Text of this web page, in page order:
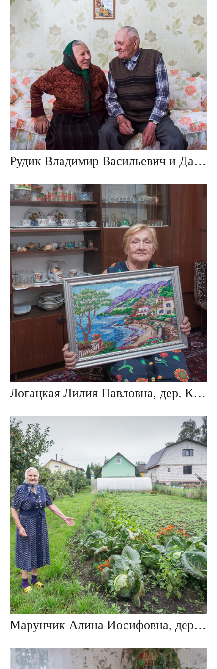
Рудик Владимир Васильевич и Данута Ивановна, дер. Ивезь, Беларусь
Логацкая Лилия Павловна, дер. Крупки, Беларусь
Марунчик Алина Иосифовна, дер. Пятевщина, Беларусь